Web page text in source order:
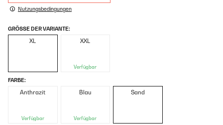
Nutzungsbedingungen
GRÖSSE DER VARIANTE:
XL XXL
Verfügbar
FARBE:
Anthrazit
Verfügbar
Blau
Verfügbar
Sand